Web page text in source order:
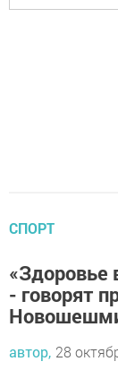
СПОРТ
«Здоровье
- говорят
автор, 28